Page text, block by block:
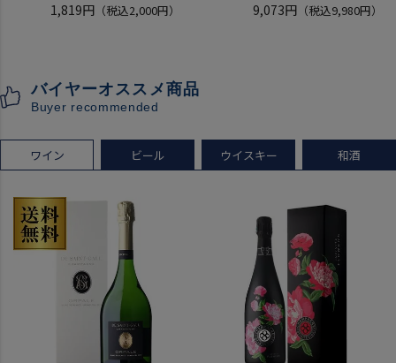
8月21日(金)15:00～17:00京都
1,819円（税込2,000円）
稲とアガベ 交酒 花風 -心拍-
9,073円 （税込9,980円）
バイヤーオススメ商品
Buyer recommended
ワイン ビール ウイスキー 和酒